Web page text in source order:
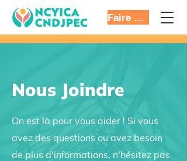
Faire un don
Nous Joindre
On est là pour vous aider ! Si vous
avez des questions ou avez besoin
de plus d'informations, n'hésitez pas